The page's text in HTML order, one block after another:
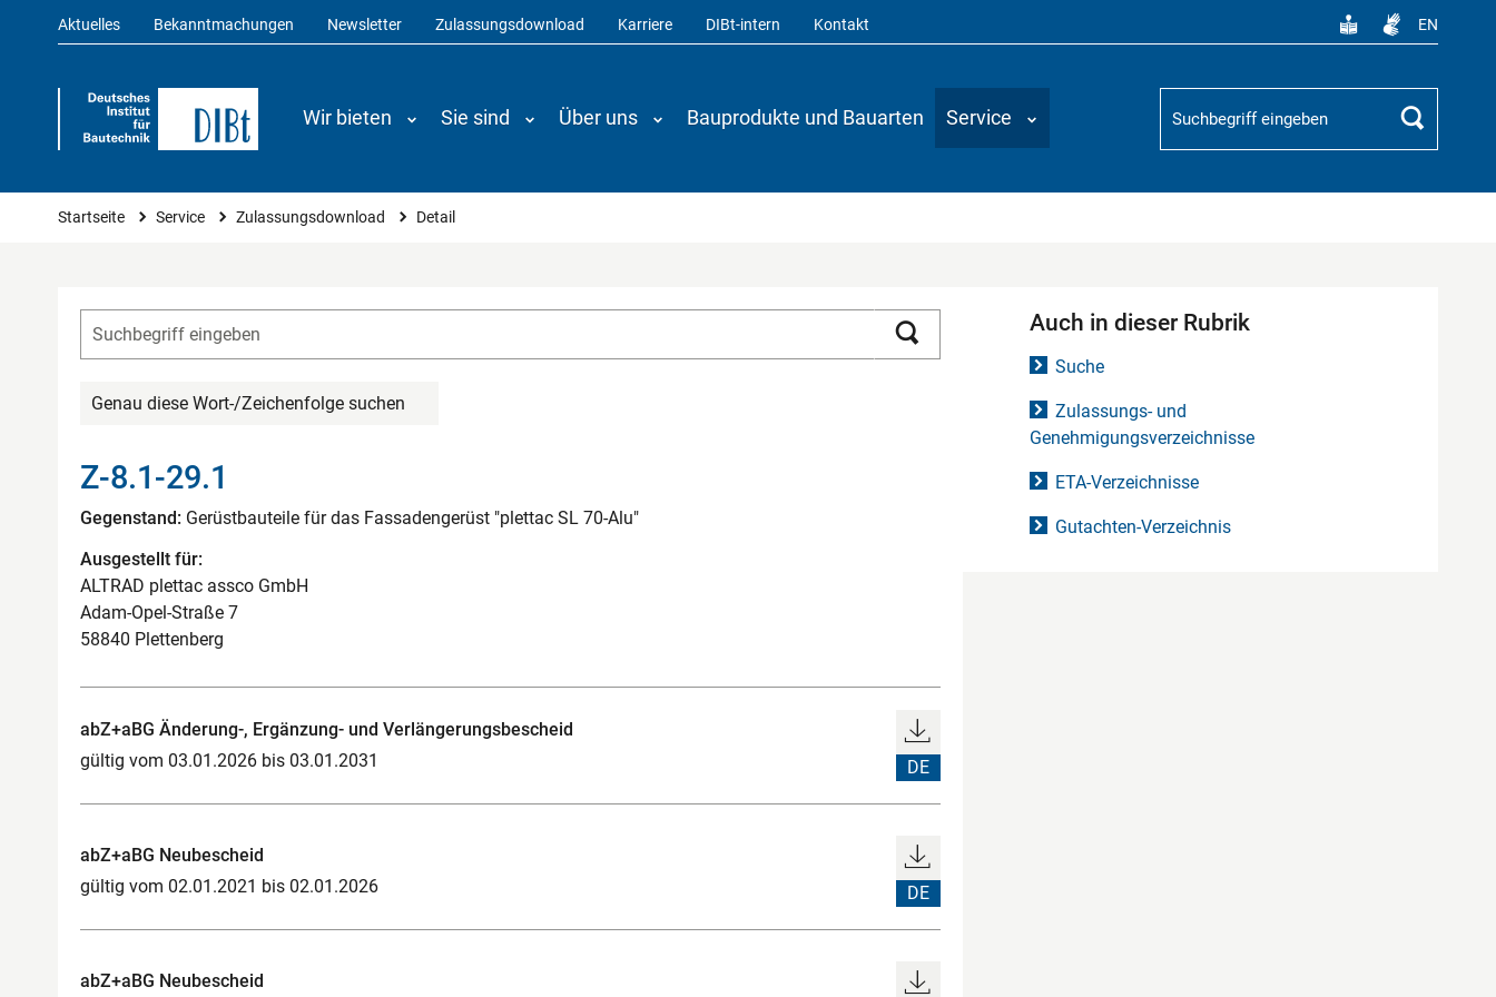
Aktuelles Bekanntmachungen Newsletter Zulassungsdownload Karriere DIBt-intern Kontakt EN
Wir bieten Sie sind Über uns Bauprodukte und Bauarten Service
Suchbegriff
Suchen
Sie sind hier
Startseite Service Zulassungsdownload Detail
Genau diese Wort-/Zeichenfolge suchen
Z-8.1-29.1
Gegenstand: Gerüstbauteile für das Fassadengerüst "plettac SL 70-Alu"
Ausgestellt für:
ALTRAD plettac assco GmbH
Adam-Opel-Straße 7
58840 Plettenberg
abZ+aBG Änderung-, Ergänzung- und Verlängerungsbescheid
gültig vom 03.01.2026 bis 03.01.2031
DE
abZ+aBG Neubescheid
gültig vom 02.01.2021 bis 02.01.2026
DE
abZ+aBG Neubescheid
Auch in dieser Rubrik
Suche
Zulassungs- und
Genehmigungsverzeichnisse
ETA-Verzeichnisse
Gutachten-Verzeichnis